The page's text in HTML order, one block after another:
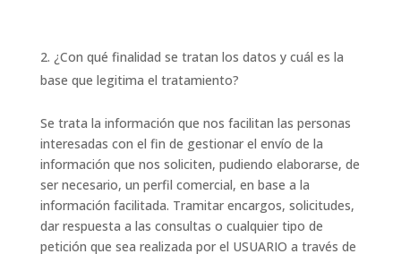
¿Con qué finalidad se tratan los datos y cuál es la
base que legitima el tratamiento?
Se trata la información que nos facilitan las personas
interesadas con el fin de gestionar el envío de la
información que nos soliciten, pudiendo elaborarse, de
ser necesario, un perfil comercial, en base a la
información facilitada. Tramitar encargos, solicitudes,
dar respuesta a las consultas o cualquier tipo de
petición que sea realizada por el USUARIO a través de